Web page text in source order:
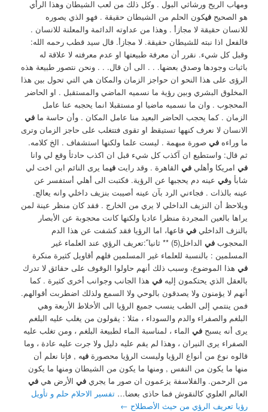
ومهاب الريح ورشاثي البول . وكل ذلك من لعب الشيطان وهذا الرأي
هو الصحيحفيكون الحلم من الشيطان حقيقة . فهو الذي يصوره
للانسان حقيقة لا مجازأ . وهذا من عداوته الدائمة والمعلنة للانسان .
فالفعل اذا نبته للشيطان حقيقة. لا مجازأ. ‏قال سيد قطب رحمه الله:
‏وقبل كل شيء. نقرر أن معرفة طبيعتها او عدم معرفته لا علاقة له
باثبات وجودها وصدق بعضها. . . الى أن قال. . . ونحن نتصور طبيعة هذه
الرؤى على هذا النحو ان حواجز الزمان والمكان هي التي تحول بين هذا
المخلوق البشري وبين رؤية ما نسميه الماضي والمستقبل . او الحاضر
المحجوب . وان ما نسميه ماضيا او مستقبلا انما يحجبه عنا عامل
الزمان . كما يحجب الحاضر البعيد منا عامل المكان . وأن حاسة مافي
الانسان لا نعرف كنهها تستيقظ او تقوى فتتغلب على حاجز الزمان وترى
ما وراءهفي صورة مبهمة . ليست علما ولكنها استشفاف . الخ كلامه.
ثم قال: واستطيع ان آكذب كل شيء قبل ان اكذب حادثأ وقع لي وانا
في امريكا وأهليفي القاهرة . وقد رايتفيما يرى النائم ابن اخت لي
شابأ وفي عينه دم يحجبها عن الرؤية. فكتبت الى أهلي أستفسر عن
عينه بالذات . فجاءني الرد بآن عينه أصيبت بنزيف داخلي وانه يعالج.
ويلاحظ أن النزيف الداخلي لا يري من الخارج . فقد كان منظر عينة لمن
يراها بالعين المجردة منظرا عاديا ولكنها كانت محجوبة عن الأبصار
بالنزف الداخليفي قاعها، اما الرؤيا فقد كشفت عن هذا الدم
المحجوبفي
الداخل(5) ** ثانيا ً:تعريف الرؤي عند العلماء غير
المسلمين : بالنسبة للعلماء غير المسلمين فلهم أقاويل كثيرة منكرة
في هذا الموضوع، وسبب ذلك أنهم حاولوا الوقوف على حقائق لا تدرك
بالعقل الذي يحتكمون إليهفي هذا الجانب وجوانب أخرى كثيرة . كما
أنهم لا يؤمنون ولا يصدقون بالوحي ولا السمع ولذلك اضطربت أقوالهم.
فمن ينتمي إلى الطب ينسب جميع الرؤيا الى الأخلاط الأربعة وهي
البلغم والصفراء والدم والسوداء ، مثلا : يقولون من يغلب عليه البلغم
يرى أنه يسبحفي الماء ، لمناسبة الماء لطبيعة البلغم ، ومن تغلب عليه
الصفراء يرى النيران ، وهذا لم يقم عليه دليل ولا جرت عليه عادة ، وما
قالوه نوع من أنواع الرؤيا وليست الرؤيا محصورةفيه , فإنا نعلم أن
منها ما يكون من النفس , ومنها ما يكون من الشيطان ومنها ما يكون
من الرحمن. ‏والفلاسفة يزعمون ان صور ما يجريفي الأرض هيفي
العالم العلوي كالنقوش فما حاذى بعضا…تفسير الاحلام حلم و تأويل
رؤيا تعريف الرؤي من حيث الأصطلاح ←